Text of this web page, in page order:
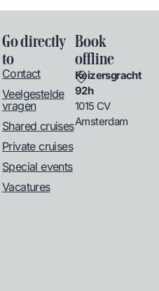
Go directly
to
Contact
Veelgestelde
vragen
Shared cruises
Private cruises
Special events
Vacatures
Book
offline
Keizersgracht
92h
1015 CV
Amsterdam